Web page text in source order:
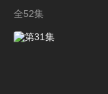
全52集